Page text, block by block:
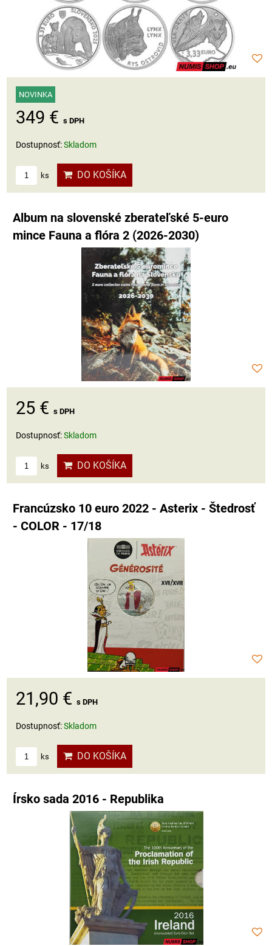
NOVINKA
349 € s DPH
Dostupnosť:Skladom
ks DO KOŠÍKA
Album na slovenské zberateľské 5-euro
mince Fauna a flóra 2 (2026-2030)
25 € s DPH
Dostupnosť:Skladom
ks DO KOŠÍKA
Francúzsko 10 euro 2022 - Asterix - Štedrosť
- COLOR - 17/18
21,90 € s DPH
Dostupnosť:Skladom
ks DO KOŠÍKA
Írsko sada 2016 - Republika